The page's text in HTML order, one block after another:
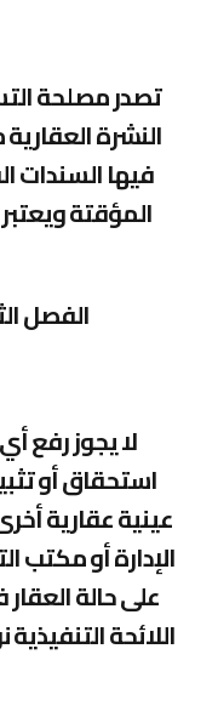
تصدر مصلحة
النشرة
فيها
المؤقتة
الفصل
لا يجوز رفع
استحقاق أو
عينية عقارية
الإدارة أو مكتب
على حالة
اللائحة